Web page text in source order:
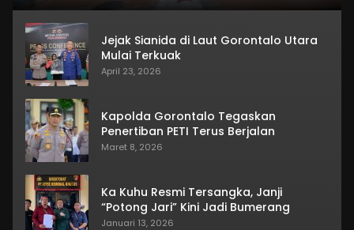
Jejak Sianida di Laut Gorontalo Utara
Mulai Terkuak
April 23, 2026
Kapolda Gorontalo Tegaskan
Penertiban PETI Terus Berjalan
Maret 8, 2026
Ka Kuhu Resmi Tersangka, Janji
“Potong Jari” Kini Jadi Bumerang
Januari 13, 2026